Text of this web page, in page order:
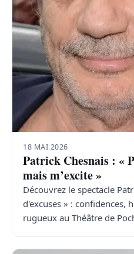
18 MAI 2026
Patrick Chesnais : «
mais m’excite »
Découvrez le spectacle
d'excuses » : confidences,
rugueux au Théâtre de